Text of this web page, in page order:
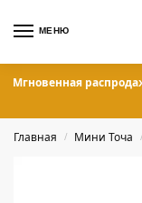
МЕНЮ
Мгновенная
Главная / Мини Точа /